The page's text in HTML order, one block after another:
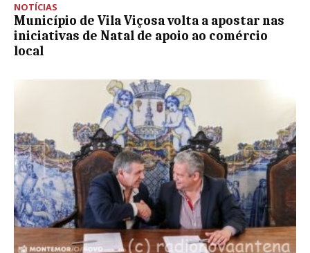
NOTÍCIAS
Município de Vila Viçosa volta a apostar nas
iniciativas de Natal de apoio ao comércio
local